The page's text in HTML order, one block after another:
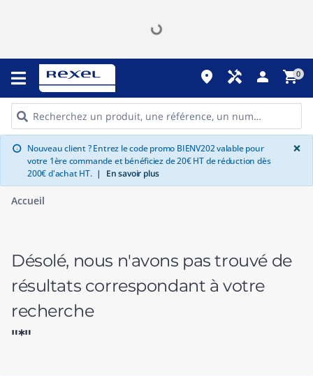
place handyman person shopping_cart0
info Nouveau client ? Entrez le code promo BIENV202 valable pour
votre 1ère commande et bénéficiez de 20€ HT de réduction dès
200€ d'achat HT. | En savoir plus
×
Accueil
Désolé, nous n'avons pas trouvé de
résultats correspondant à votre
recherche
"*"